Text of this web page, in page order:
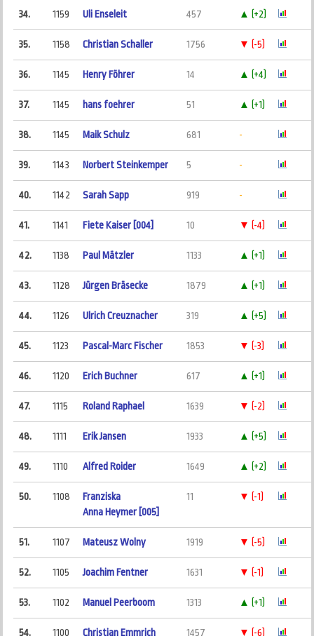
34. 1159 Uli Enseleit 457 ▲ (+2)
35. 1158 Christian Schaller 1756 ▼ (-5)
36. 1145 Henry Föhrer 14 ▲ (+4)
37. 1145 hans foehrer 51 ▲ (+1)
38. 1145 Maik Schulz 681 -
39. 1143 Norbert Steinkemper 5 -
40. 1142 Sarah Sapp 919 -
41. 1141 Fiete Kaiser [004] 10 ▼ (-4)
42. 1138 Paul Mätzler 1133 ▲ (+1)
43. 1128 Jürgen Bräsecke 1879 ▲ (+1)
44. 1126 Ulrich Creuznacher 319 ▲ (+5)
45. 1123 Pascal-Marc Fischer 1853 ▼ (-3)
46. 1120 Erich Buchner 617 ▲ (+1)
47. 1115 Roland Raphael 1639 ▼ (-2)
48. 1111 Erik Jansen 1933 ▲ (+5)
49. 1110 Alfred Roider 1649 ▲ (+2)
50. 1108
Franziska
Anna Heymer [005]
11 ▼ (-1)
51. 1107 Mateusz Wolny 1919 ▼ (-5)
52. 1105 Joachim Fentner 1631 ▼ (-1)
53. 1102 Manuel Peerboom 1313 ▲ (+1)
54. 1100 Christian Emmrich 1457 ▼ (-6)